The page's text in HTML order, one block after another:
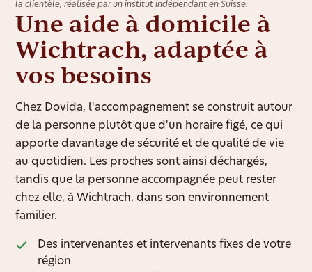
la clientèle, réalisée par un institut indépendant en Suisse.
Une aide à domicile à
Wichtrach, adaptée à
vos besoins
Chez Dovida, l'accompagnement se construit autour
de la personne plutôt que d'un horaire figé, ce qui
apporte davantage de sécurité et de qualité de vie
au quotidien. Les proches sont ainsi déchargés,
tandis que la personne accompagnée peut rester
chez elle, à Wichtrach, dans son environnement
familier.
Des intervenantes et intervenants fixes de votre
région